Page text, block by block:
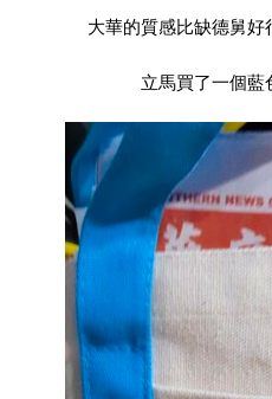
大華的質感比缺德舅好
立馬買了一個藍